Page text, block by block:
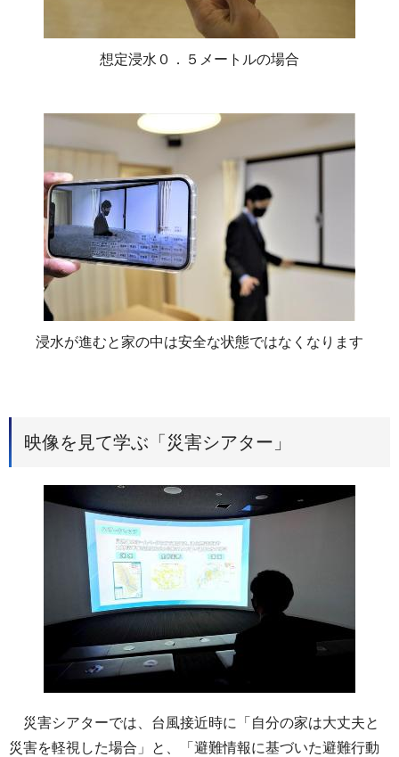
想定浸水０．５メートルの場合
浸水が進むと家の中は安全な状態ではなくなります
映像を見て学ぶ「災害シアター」
災害シアターでは、台風接近時に「自分の家は大丈夫と
災害を軽視した場合」と、「避難情報に基づいた避難行動